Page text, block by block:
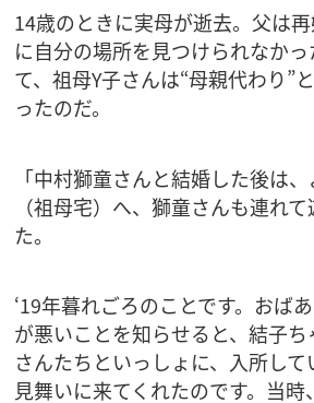
14歳のときに実母が逝去。父は
に自分の場所を見つけられなか
て、祖母Y子さんは“母親代わり”
ったのだ。
「中村獅童さんと結婚した後は
（祖母宅）へ、獅童さんも連れ
た。
‘19年暮れごろのことです。おば
が悪いことを知らせると、結子
さんたちといっしょに、入所し
見舞いに来てくれたのです。当